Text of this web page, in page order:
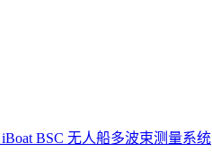
iBoat BSC 无人船多波束测量系统